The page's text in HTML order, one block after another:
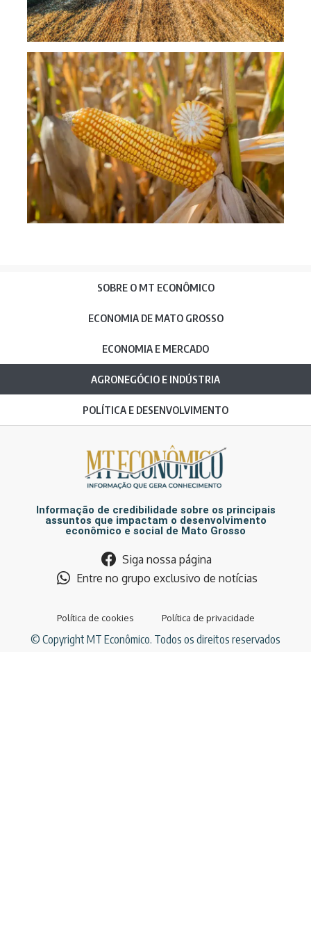
SOBRE O MT ECONÔMICO
ECONOMIA DE MATO GROSSO
ECONOMIA E MERCADO
AGRONEGÓCIO E INDÚSTRIA
POLÍTICA E DESENVOLVIMENTO
Informação de credibilidade sobre os principais
assuntos que impactam o desenvolvimento
econômico e social de Mato Grosso
Siga nossa página
Entre no grupo exclusivo de notícias
Política de cookies Política de privacidade
© Copyright MT Econômico. Todos os direitos reservados